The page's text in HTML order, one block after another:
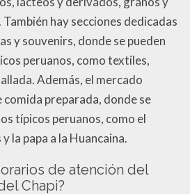
hay secciones dedicadas
y souvenirs, donde se pueden
peruanos, como textiles,
Además, el mercado
comida preparada, donde se
típicos peruanos, como el
la papa a la Huancaina.
de atención del
Chapi?